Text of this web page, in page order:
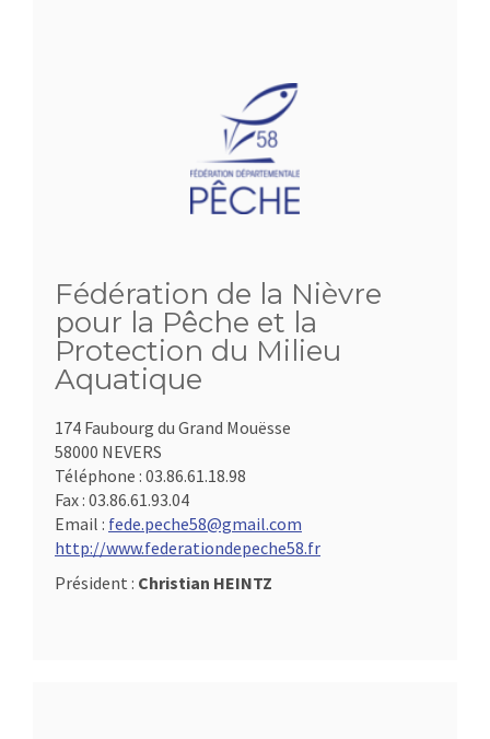
Fédération de la Nièvre
pour la Pêche et la
Protection du Milieu
Aquatique
174 Faubourg du Grand Mouësse
58000 NEVERS
Téléphone : 03.86.61.18.98
Fax : 03.86.61.93.04
Email : fede.peche58@gmail.com
http://www.federationdepeche58.fr
Président : Christian HEINTZ